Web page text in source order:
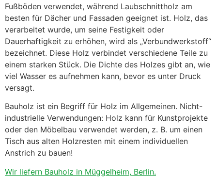
Fußböden verwendet, während Laubschnittholz am
besten für Dächer und Fassaden geeignet ist. Holz, das
verarbeitet wurde, um seine Festigkeit oder
Dauerhaftigkeit zu erhöhen, wird als „Verbundwerkstoff“
bezeichnet. Diese Holz verbindet verschiedene Teile zu
einem starken Stück. Die Dichte des Holzes gibt an, wie
viel Wasser es aufnehmen kann, bevor es unter Druck
versagt.
Bauholz ist ein Begriff für Holz im Allgemeinen. Nicht-
industrielle Verwendungen: Holz kann für Kunstprojekte
oder den Möbelbau verwendet werden, z. B. um einen
Tisch aus alten Holzresten mit einem individuellen
Anstrich zu bauen!
Wir liefern Bauholz in Müggelheim, Berlin.